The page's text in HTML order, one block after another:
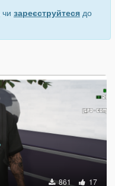
чи зареєструйтеся до
861 17